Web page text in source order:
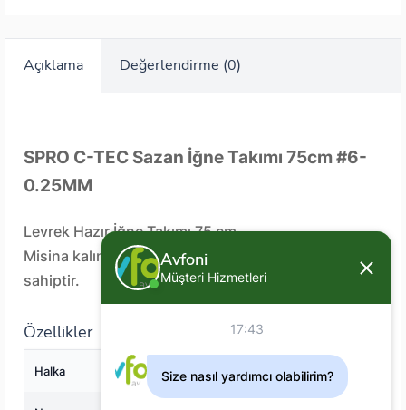
Açıklama Değerlendirme (0)
SPRO C-TEC Sazan İğne Takımı 75cm #6-
0.25MM
Levrek Hazır İğne Takımı 75 cm
Misina kalınlığı 0,25 mm ve #6 numara iğneye
sahiptir.
Özellikler
Halka Var
Avfoni
Müşteri Hizmetleri
17:43
Size nasıl yardımcı olabilirim?